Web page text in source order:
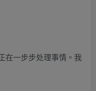
在一步步处理事情。我